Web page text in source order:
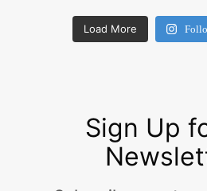
Load More
Sign Up